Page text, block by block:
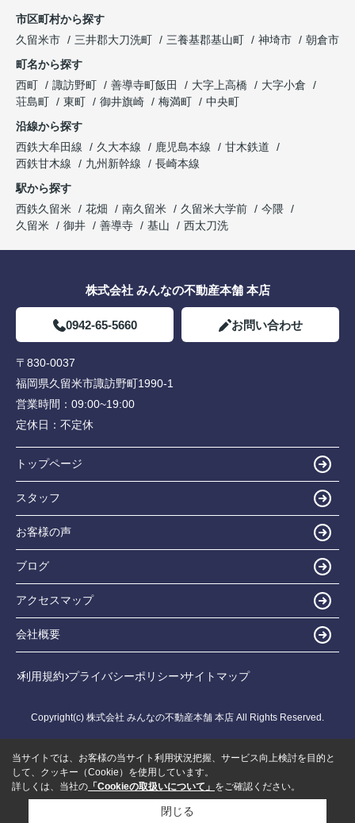
市区町村から探す
久留米市
三井郡大刀洗町 三養基郡基山町 神埼市
朝倉市
町名から探す
西町
諏訪野町 善導寺町飯田 大字上高橋
大字小倉
荘島町
東町 御井旗崎 梅満町
中央町
沿線から探す
西鉄大牟田線
久大本線 鹿児島本線
甘木鉄道
西鉄甘木線
九州新幹線
長崎本線
駅から探す
西鉄久留米
花畑 南久留米 久留米大学前
今隈
久留米
御井 善導寺 基山 西太刀洗
株式会社 みんなの不動産本舗 本店
0942-65-5660 お問い合わせ
〒830-0037
福岡県久留米市諏訪野町1990-1
営業時間： 09:00~19:00
定休日： 不定休
トップページ
スタッフ
お客様の声
ブログ
アクセスマップ
会社概要
利用規約 プライバシーポリシー サイトマップ
Copyright(c) 株式会社 みんなの不動産本舗 本店 All Rights Reserved.
当サイトでは、お客様の当サイト利用状況把握、サービス向上検討を目的と
して、クッキー（Cookie）を使用しています。
詳しくは、当社の 「Cookieの取扱いについて」 をご確認ください。
閉じる